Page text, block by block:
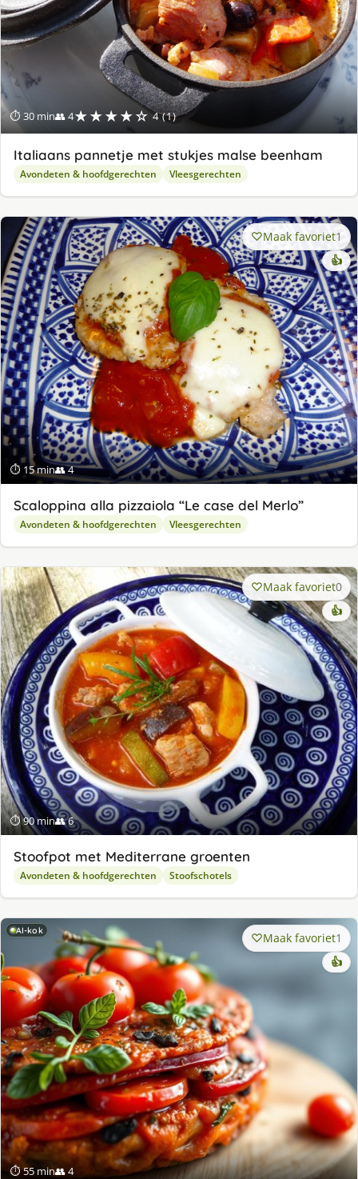
⏱ 30 min👥 4★★★★☆ 4 (1)
Italiaans pannetje met stukjes malse beenham
Avondeten & hoofdgerechten Vleesgerechten
⏱ 15 min👥 4
Maak favoriet1
👍
Scaloppina alla pizzaiola “Le case del Merlo”
Avondeten & hoofdgerechten Vleesgerechten
⏱ 90 min👥 6
Maak favoriet0
👍
Stoofpot met Mediterrane groenten
Avondeten & hoofdgerechten Stoofschotels
AI-kok
⏱ 55 min👥 4
Maak favoriet1
👍